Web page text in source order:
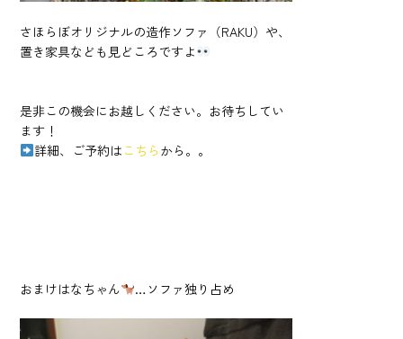
さほらぼオリジナルの造作ソファ（RAKU）や、
置き家具なども見どころですよ
是非この機会にお越しください。お待ちしてい
ます！
詳細、ご予約は こちら から。。
おまけはなちゃん …ソファ独り占め